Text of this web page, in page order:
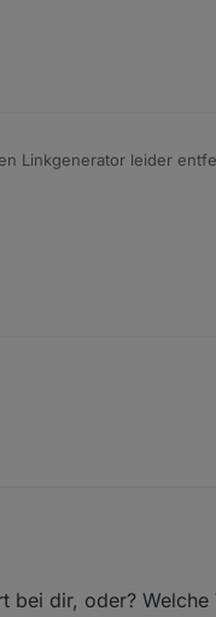
Linkgenerator leider
bei dir, oder?